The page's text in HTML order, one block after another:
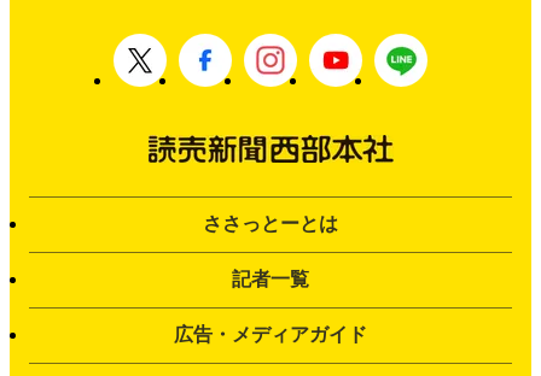
ささっとーとは
記者一覧
広告・メディアガイド